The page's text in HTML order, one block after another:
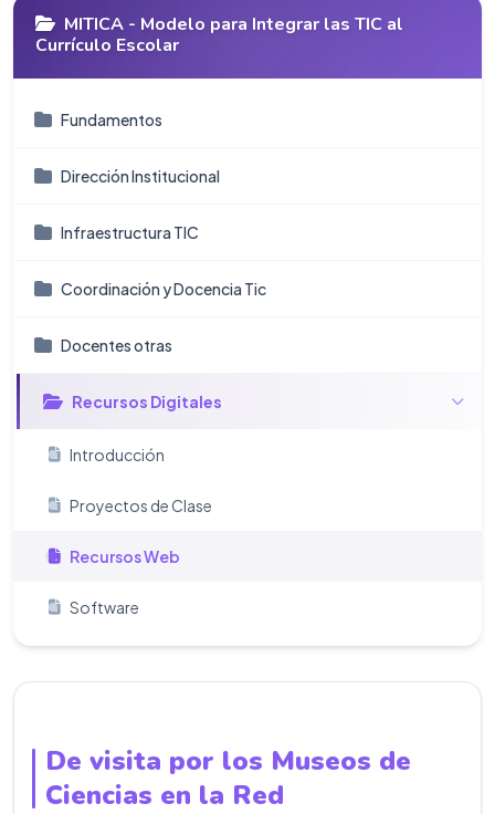
MITICA - Modelo para Integrar las TIC al
Currículo Escolar
Fundamentos
Dirección Institucional
Infraestructura TIC
Coordinación y Docencia Tic
Docentes otras
Recursos Digitales
Introducción
Proyectos de Clase
Recursos Web
Software
De visita por los Museos de
Ciencias en la Red